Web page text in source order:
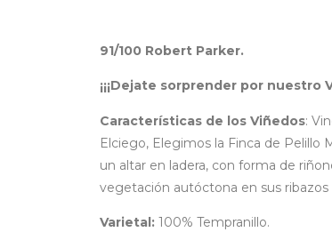
91/100 Robert Parker.
¡¡¡Dejate sorprender por nuestro
Características de los Viñedos:
Elciego, Elegimos la Finca de Pelillo
un altar en ladera, con forma de
vegetación autóctona en sus ribazos
Varietal: 100% Tempranillo.